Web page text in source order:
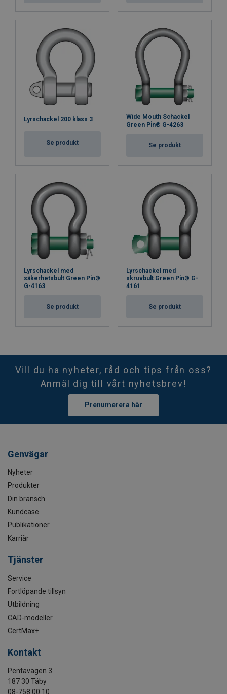
Lyrschackel 200 klass 3
Se produkt
Wide Mouth Schackel
Green Pin® G-4263
Se produkt
Lyrschackel med
säkerhetsbult Green Pin®
G-4163
Se produkt
Lyrschackel med
skruvbult Green Pin® G-
4161
Se produkt
Vill du ha nyheter, råd och tips från oss?
Anmäl dig till vårt nyhetsbrev!
Prenumerera här
Genvägar
Nyheter
Produkter
Din bransch
Kundcase
Publikationer
Karriär
Tjänster
Service
Fortlöpande tillsyn
Utbildning
CAD-modeller
CertMax+
Kontakt
Pentavägen 3
187 30 Täby
08-758 00 10